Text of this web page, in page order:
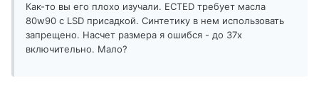
Как-то вы его плохо изучали. ECTED требует масла
80w90 с LSD присадкой. Синтетику в нем использовать
запрещено. Насчет размера я ошибся - до 37х
включительно. Мало?